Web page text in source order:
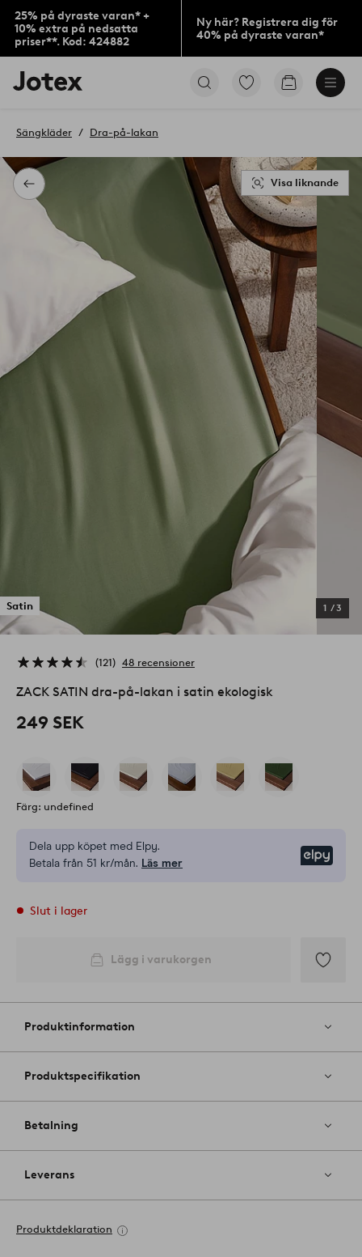
25% på dyraste varan* +
10% extra på nedsatta
priser**. Kod: 424882
Ny här? Registrera dig för
40% på dyraste varan*
Jotex
logotyp
till
Gå
Gå
Tillbaka
Sängkläder Dra-på-lakan
Satin 1 /3
Visa liknande
121 48 recensioner
ZACK SATIN dra-på-lakan i satin ekologisk
249 SEK
Färg: undefined
Dela upp köpet med Elpy.
Betala från 51 kr/mån. Läs mer
Slut i lager
Lägg i varukorgen
till
favoriter
Produktinformation
Produktspecifikation
Betalning
Leverans
Produktdeklaration